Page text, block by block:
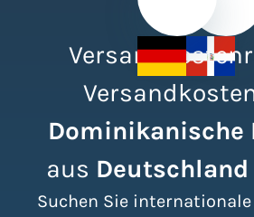
Resources
Dominikanische
aus Deutschland
Suchen Sie